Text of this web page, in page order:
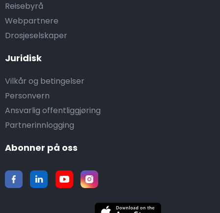
Reisebyrå
Webpartnere
Drosjeselskaper
Juridisk
Vilkår og betingelser
Personvern
Ansvarlig offentliggjøring
Partnerinnlogging
Abonner på oss